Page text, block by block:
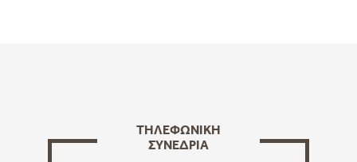
ΤΗΛΕΦΩΝΙΚΗ
ΣΥΝΕΔΡΙΑ